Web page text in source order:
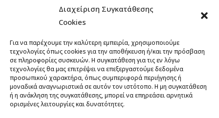
Διαχείριση Συγκατάθεσης
Cookies
Για να παρέχουμε την καλύτερη εμπειρία, χρησιμοποιούμε
τεχνολογίες όπως cookies για την αποθήκευση ή/και την πρόσβαση
σε πληροφορίες συσκευών. Η συγκατάθεση για τις εν λόγω
τεχνολογίες θα μας επιτρέψει να επεξεργαστούμε δεδομένα
προσωπικού χαρακτήρα, όπως συμπεριφορά περιήγησης ή
μοναδικά αναγνωριστικά σε αυτόν τον ιστότοπο. Η μη συγκατάθεση
ή η ανάκληση της συγκατάθεσης, μπορεί να επηρεάσει αρνητικά
ορισμένες λειτουργίες και δυνατότητες.
2ο ΒΙΚΕ VERTICAL CHALLENGE – Μια
της Δυτικής Μάνης – Κυριακή 13
Σεπτεμβρίου 2026
Άνοιξαν οι εγγραφές για το 12th Lycabettus
Run
13ο ΞεΣκουριάΖω: Ένας Αγώνας για τα Δάση,